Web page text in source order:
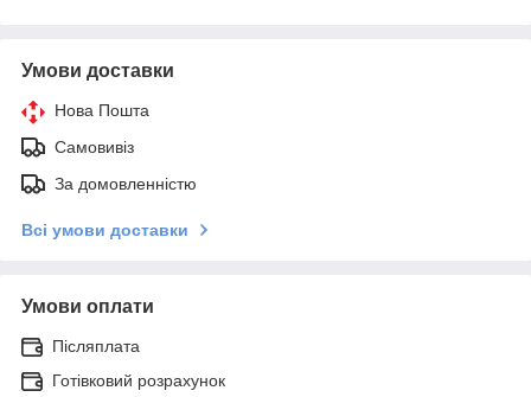
Умови доставки
Нова Пошта
Самовивіз
За домовленністю
Всі умови доставки
Умови оплати
Післяплата
Готівковий розрахунок